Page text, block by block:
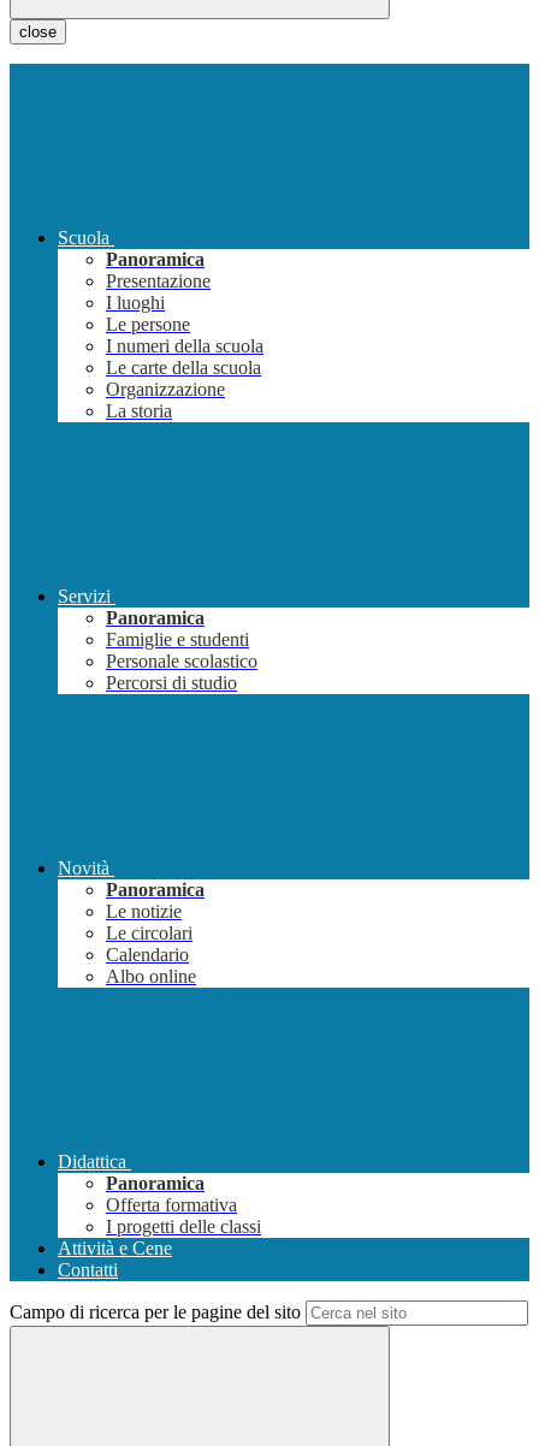
close
Scuola
Panoramica
Presentazione
I luoghi
Le persone
I numeri della scuola
Le carte della scuola
Organizzazione
La storia
Servizi
Panoramica
Famiglie e studenti
Personale scolastico
Percorsi di studio
Novità
Panoramica
Le notizie
Le circolari
Calendario
Albo online
Didattica
Panoramica
Offerta formativa
I progetti delle classi
Attività e Cene
Contatti
Campo di ricerca per le pagine del sito